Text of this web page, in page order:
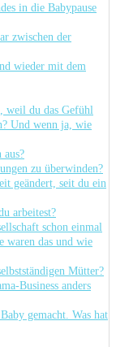
in die Babypause
zwischen der
wieder mit dem
weil du das Gefühl
Und wenn ja, wie
aus?
zu überwinden?
geändert, seit du ein
arbeitest?
schon einmal
waren das und wie
Mütter?
Business anders
gemacht. Was hat